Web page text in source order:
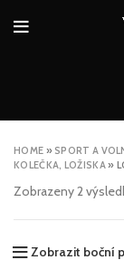
HOME » SPORT A
KOLEČKA, LOŽISKA»
Zobrazeny 2
Zobrazit boční